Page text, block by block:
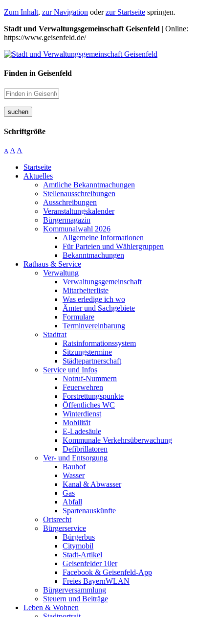
Zum Inhalt, zur Navigation oderzur Startseite springen.
Stadt und Verwaltungsgemeinschaft Geisenfeld | Online:
https://www.geisenfeld.de/
Finden in Geisenfeld
suchen
Schriftgröße
A A A
Startseite
Aktuelles
Amtliche Bekanntmachungen
Stellenausschreibungen
Ausschreibungen
Veranstaltungskalender
Bürgermagazin
Kommunalwahl 2026
Allgemeine Informationen
Für Parteien und Wählergruppen
Bekanntmachungen
Rathaus & Service
Verwaltung
Verwaltungsgemeinschaft
Mitarbeiterliste
Was erledige ich wo
Ämter und Sachgebiete
Formulare
Terminvereinbarung
Stadtrat
Ratsinformationssystem
Sitzungstermine
Städtepartnerschaft
Service und Infos
Notruf-Nummern
Feuerwehren
Forstrettungspunkte
Öffentliches WC
Winterdienst
Mobilität
E-Ladesäule
Kommunale Verkehrsüberwachung
Defibrillatoren
Ver- und Entsorgung
Bauhof
Wasser
Kanal & Abwasser
Gas
Abfall
Spartenauskünfte
Ortsrecht
Bürgerservice
Bürgerbus
Citymobil
Stadt-Artikel
Geisenfelder 10er
Facebook & Geisenfeld-App
Freies BayernWLAN
Bürgerversammlung
Steuern und Beiträge
Leben & Wohnen